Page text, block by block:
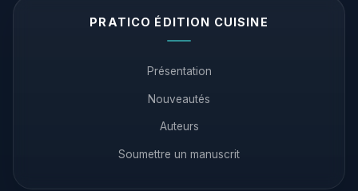
PRATICO ÉDITION CUISINE
Présentation
Nouveautés
Auteurs
Soumettre un manuscrit